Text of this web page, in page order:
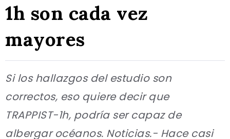
1h son cada vez
mayores
Si los hallazgos del estudio son
correctos, eso quiere decir que
TRAPPIST-1h, podría ser capaz de
albergar océanos. Noticias.- Hace casi